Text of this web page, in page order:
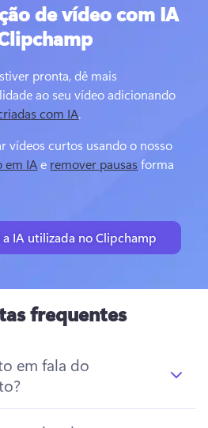
de vídeo com IA
pronta, dê mais
ao seu vídeo adicionando
com IA.
vídeos curtos usando o nosso
em IA e remover pausas forma
IA utilizada no Clipchamp
frequentes
em fala do